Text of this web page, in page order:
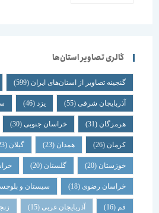
گالری تصاویر استان‌ها
گنجینه تصاویر از استان‌های ایران(599) اصفهان
آذربایجان شرقی(55) یزد سمنان (39)
هرمزگان(31) خراسان جنوبی(30)
همدان گیلان
خوزستان(20) گلستان (20) خراسان
خراسان رضوی(18) سیستان و بلوچستان(18)
آذربایجان غربی(15) زنجان